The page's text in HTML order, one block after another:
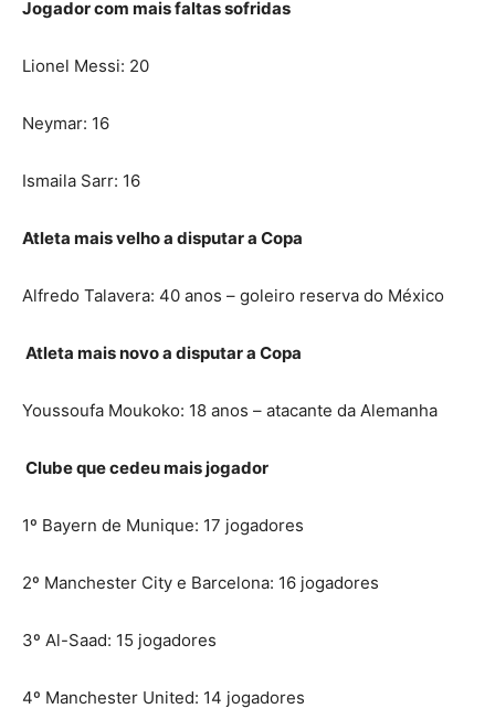
Jogador com mais faltas sofridas
Lionel Messi: 20
Neymar: 16
Ismaila Sarr: 16
Atleta mais velho a disputar a Copa
Alfredo Talavera: 40 anos – goleiro reserva do México
Atleta mais novo a disputar a Copa
Youssoufa Moukoko: 18 anos – atacante da Alemanha
Clube que cedeu mais jogador
1º Bayern de Munique: 17 jogadores
2º Manchester City e Barcelona: 16 jogadores
3º Al-Saad: 15 jogadores
4º Manchester United: 14 jogadores